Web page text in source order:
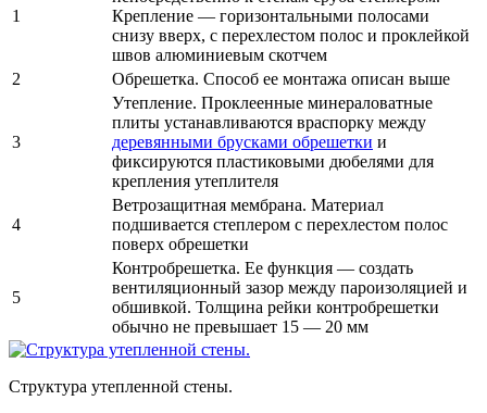
1
Крепление — горизонтальными полосами
снизу вверх, с перехлестом полос и проклейкой
швов алюминиевым скотчем
2
Обрешетка. Способ ее монтажа описан выше
3
Утепление. Проклеенные минераловатные
плиты устанавливаются враспорку между
деревянными брусками обрешетки и
фиксируются пластиковыми дюбелями для
крепления утеплителя
4
Ветрозащитная мембрана. Материал
подшивается степлером с перехлестом полос
поверх обрешетки
5
Контробрешетка. Ее функция — создать
вентиляционный зазор между пароизоляцией и
обшивкой. Толщина рейки контробрешетки
обычно не превышает 15 — 20 мм
Структура утепленной стены.